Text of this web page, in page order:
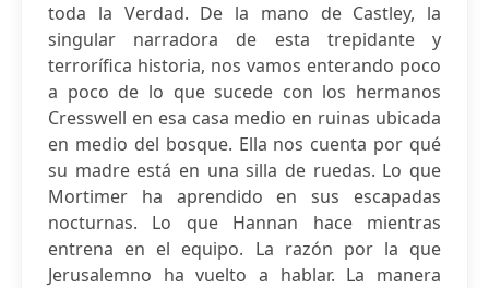
toda la Verdad. De la mano de Castley, la
singular narradora de esta trepidante y
terrorífica historia, nos vamos enterando poco
a poco de lo que sucede con los hermanos
Cresswell en esa casa medio en ruinas ubicada
en medio del bosque. Ella nos cuenta por qué
su madre está en una silla de ruedas. Lo que
Mortimer ha aprendido en sus escapadas
nocturnas. Lo que Hannan hace mientras
entrena en el equipo. La razón por la que
Jerusalemno ha vuelto a hablar. La manera